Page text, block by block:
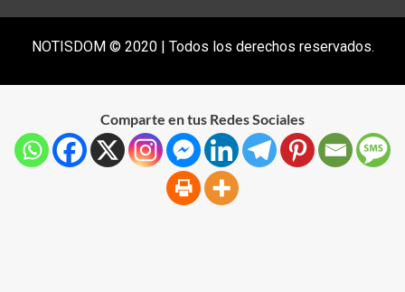
NOTISDOM © 2020 | Todos los derechos reservados.
Comparte en tus Redes Sociales